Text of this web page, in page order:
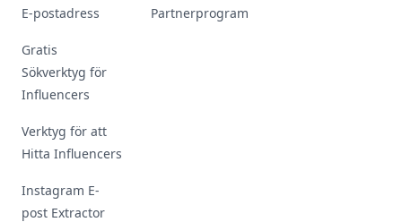
E-postadress
Gratis
Sökverktyg för
Influencers
Verktyg för att
Hitta Influencers
Instagram E-
post Extractor
Partnerprogram